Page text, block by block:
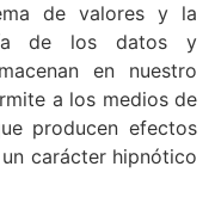
de valores y la
de los datos y
en nuestro
a los medios de
producen efectos
carácter hipnótico